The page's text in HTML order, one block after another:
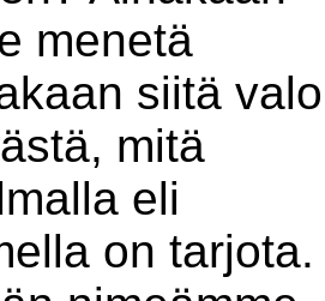
menetä
siitä
mitä
eli
on tarjota.